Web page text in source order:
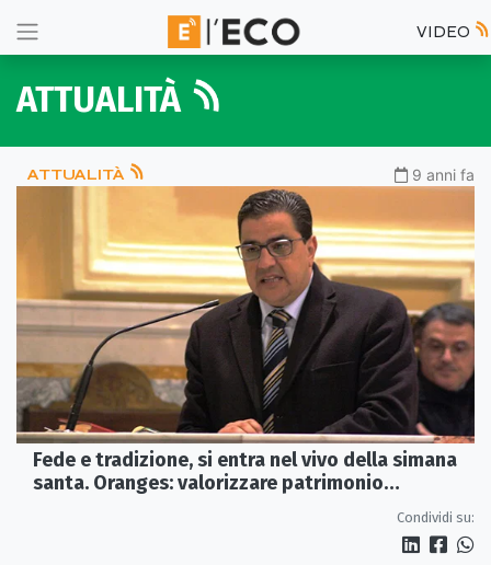
VIDEO
ATTUALITÀ
ATTUALITÀ 9 anni fa
Fede e tradizione, si entra nel vivo della simana
santa. Oranges: valorizzare patrimonio
Condividi su: